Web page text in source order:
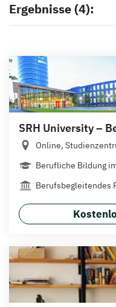
Ergebnisse (4):
SRH University –
Online,
Berufliche Bildung
Berufsbegleitendes